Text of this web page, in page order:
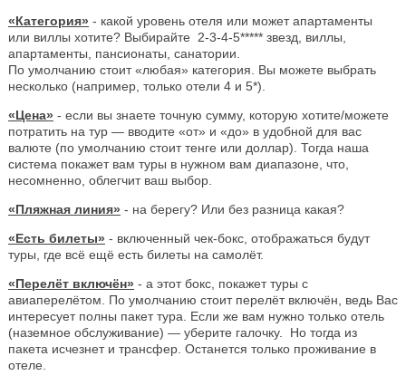
«Категория» - какой уровень отеля или может апартаменты
или виллы хотите? Выбирайте 2-3-4-5***** звезд, виллы,
апартаменты, пансионаты, санатории.
По умолчанию стоит «любая» категория. Вы можете выбрать
несколько (например, только отели 4 и 5*).
«Цена» - если вы знаете точную сумму, которую хотите/можете
потратить на тур — вводите «от» и «до» в удобной для вас
валюте (по умолчанию стоит тенге или доллар). Тогда наша
система покажет вам туры в нужном вам диапазоне, что,
несомненно, облегчит ваш выбор.
«Пляжная линия» - на берегу? Или без разница какая?
«Есть билеты» - включенный чек-бокс, отображаться будут
туры, где всё ещё есть билеты на самолёт.
«Перелёт включён» - а этот бокс, покажет туры с
авиаперелётом. По умолчанию стоит перелёт включён, ведь Вас
интересует полны пакет тура. Если же вам нужно только отель
(наземное обслуживание) — уберите галочку. Но тогда из
пакета исчезнет и трансфер. Останется только проживание в
отеле.